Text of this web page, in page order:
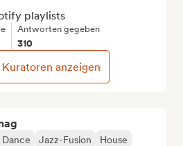
Dance Jazz-Fusion
House
playlists
Antworten gegeben
310
anzeigen